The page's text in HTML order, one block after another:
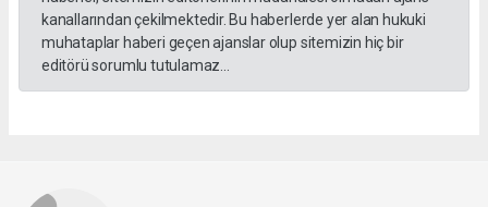
kanallarından çekilmektedir. Bu haberlerde yer alan hukuki
muhataplar haberi geçen ajanslar olup sitemizin hiç bir
editörü sorumlu tutulamaz...